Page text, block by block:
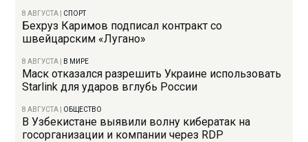
8 АВГУСТА СПОРТ
Бехруз Каримов подписал контракт со
швейцарским «Лугано»
8 АВГУСТА В МИРЕ
Маск отказался разрешить Украине использовать
Starlink для ударов вглубь России
8 АВГУСТА ОБЩЕСТВО
В Узбекистане выявили волну кибератак на
госорганизации и компании через RDP